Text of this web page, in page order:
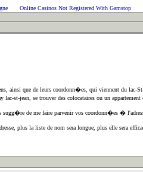
Online Casinos Not Registered With Gamstop
ainsi que de leurs coordonn�es, qui viennent du
lac-st-jean, se trouver des colocataires ou un
de me faire parvenir vos coordonn�es �
plus la liste de nom sera longue, plus elle sera